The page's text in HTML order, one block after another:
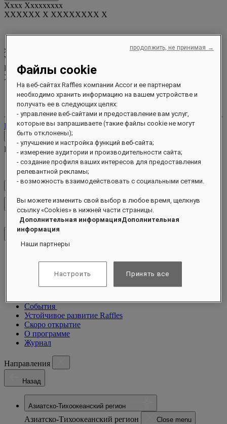
Xxxx Xxxxxxxxx
XXXXXX X XXXXXXXX X
xxxxxxxx
Valid until
Бонусные баллы
XXXpts
Ваш аккаунт лояльности
Ваши бронирования
Выйти
Контакты
Контакты Close menu
Find Your Local Number
Проверить тарифы
Закрыть меню
Направления
Отели и курорты
Резиденции
Чем заняться
События
Устойчивое развитие Raffles
Скоро открытие
О программе
Журнал
Направления
Назад
Азиатско-Тихоокеанский регион
Азиатско-Тихоокеанский регион Close menu
Файлы cookie
На веб-сайтах Raffles компании Accor и ее партнерам
необходимо хранить информацию на вашем устройстве и
получать ее в следующих целях:
- управление веб-сайтами и предоставление вам услуг,
которые вы запрашиваете (такие файлы cookie не могут
быть отклонены);
- улучшение и настройка функций веб-сайта;
- измерение аудитории и производительности сайта;
- создание профиля ваших интересов для предоставления
релевантной рекламы;
- возможность взаимодействовать с социальными сетями.
Вы можете изменить свой выбор в любое время, щелкнув
ссылку «Cookies» в нижней части страницы.
Дополнительная информацияДополнительная
информация
Наши партнеры
Настроить Принять все
продолжить, не принимая →